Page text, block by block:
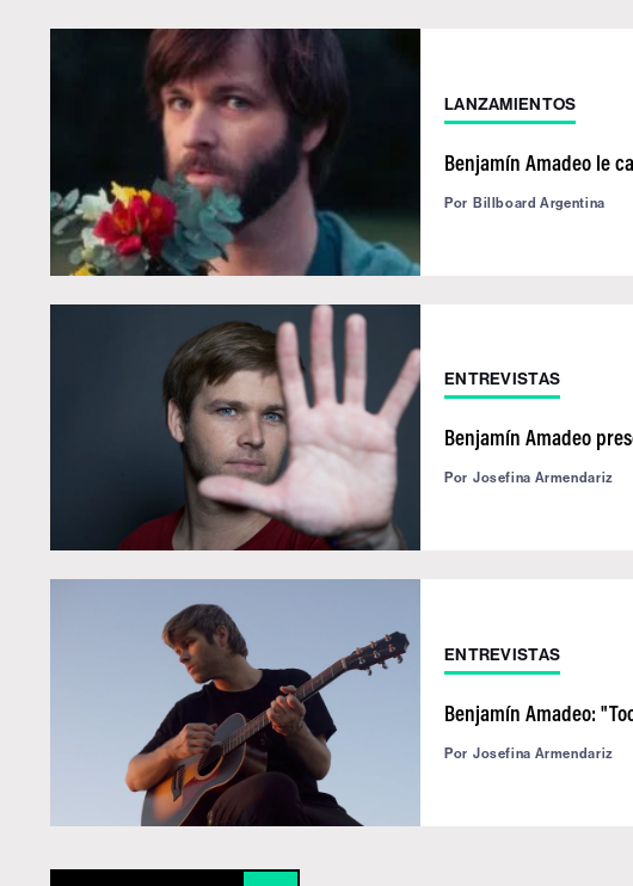
LANZAMIENTOS
Benjamín Amadeo le
Por Billboard Argentina
ENTREVISTAS
Benjamín Amadeo
Por Josefina Armendariz
ENTREVISTAS
Benjamín Amadeo:
Por Josefina Armendariz